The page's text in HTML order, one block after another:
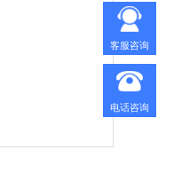
客服咨询
电话咨询